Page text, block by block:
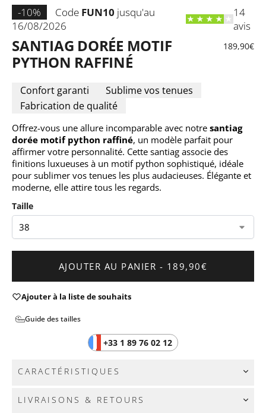
#MA SANTIAG
E
*
S'INSCRIRE
-10% Code FUN10 jusqu'au
16/08/2026
14
avis
SANTIAG DORÉE MOTIF
PYTHON RAFFINÉ
189,90€
Confort garanti
Sublime vos tenues
Fabrication de qualité
Offrez-vous une allure incomparable avec notre santiag
dorée motif python raffiné, un modèle parfait pour
affirmer votre personnalité. Cette santiag associe des
finitions luxueuses à un motif python sophistiqué, idéale
pour sublimer vos tenues les plus audacieuses. Élégante et
moderne, elle attire tous les regards.
Taille
AJOUTER AU PANIER - 189,90€
Ajouter à la liste de souhaits
Guide des tailles
+33 1 89 76 02 12
CARACTÉRISTIQUES
Matiere : Caoutchouc, Cuir
LIVRAISONS & RETOURS